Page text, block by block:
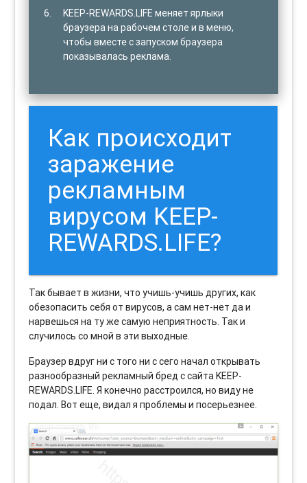
KEEP-REWARDS.LIFE меняет ярлыки
браузера на рабочем столе и в меню,
чтобы вместе с запуском браузера
показывалась реклама.
Как происходит
заражение
рекламным
вирусом KEEP-
REWARDS.LIFE?
Так бывает в жизни, что учишь-учишь других, как
обезопасить себя от вирусов, а сам нет-нет да и
нарвешься на ту же самую неприятность. Так и
случилось со мной в эти выходные.
Браузер вдруг ни с того ни с сего начал открывать
разнообразный рекламный бред с сайта KEEP-
REWARDS.LIFE. Я конечно расстроился, но виду не
подал. Вот еще, видал я проблемы и посерьезнее.